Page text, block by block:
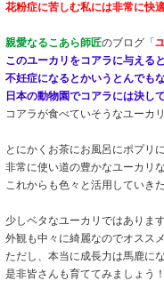
花粉症に苦しむ私には非常に快
親愛なるこあら師匠のブログ「
このユーカリをコアラに与える
不妊症になるとかいうとんでも
日本の動物園でコアラには決し
コアラが食べていそうなユーカ
とにかくお茶にお風呂にポプリ
非常に使い道の豊かなユーカリ
これからも色々と活用していき
少しベタなユーカリではありま
外観も中々に綺麗なのでオスス
ただし、本当に成長力は馬鹿に
是非皆さんも育ててみましょう